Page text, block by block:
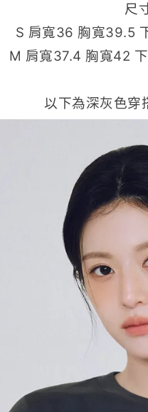
尺
S 肩寬36 胸寬39.5
M 肩寬37.4 胸寬42
以下為深灰色穿